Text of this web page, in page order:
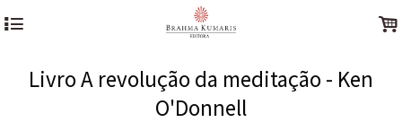
4 .
Livro A revolução da meditação - Ken
O'Donnell